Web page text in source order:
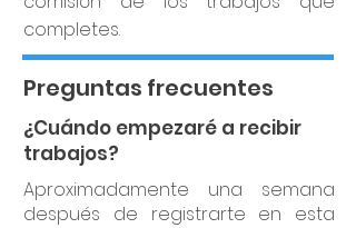
completes.
Preguntas frecuentes
¿Cuándo empezaré a recibir
trabajos?
Aproximadamente una semana
después de registrarte en esta